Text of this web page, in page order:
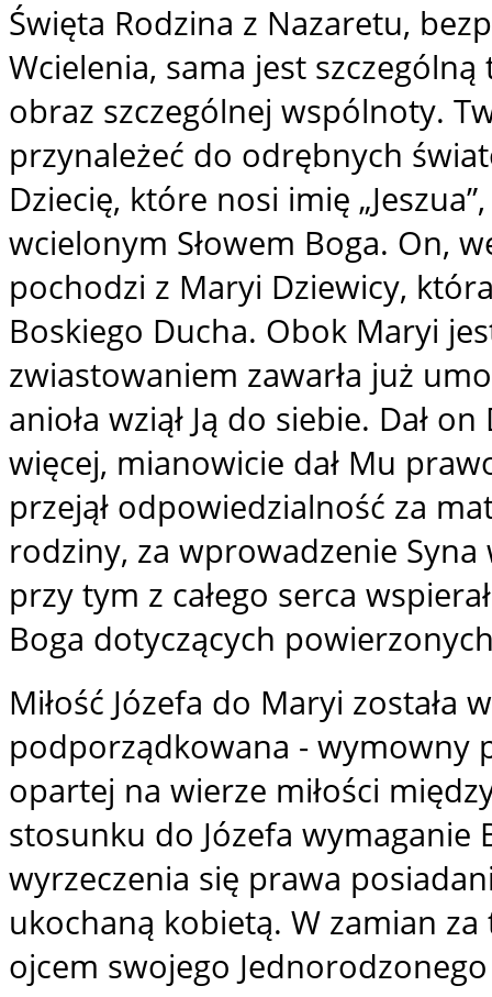
Święta Rodzina z Nazaretu,
Wcielenia, sama jest
obraz szczególnej wspólnoty.
przynależeć do odrębnych
Dziecię, które nosi imię
wcielonym Słowem Boga. On,
pochodzi z Maryi Dziewicy,
Boskiego Ducha. Obok Maryi
zwiastowaniem zawarła już
anioła wziął Ją do siebie. Dał
więcej, mianowicie dał Mu
przejął odpowiedzialność za
rodziny, za wprowadzenie
przy tym z całego serca
Boga dotyczących
Miłość Józefa do Maryi została
podporządkowana - wymowny
opartej na wierze miłości
stosunku do Józefa wymaganie
wyrzeczenia się prawa
ukochaną kobietą. W zamian
ojcem swojego